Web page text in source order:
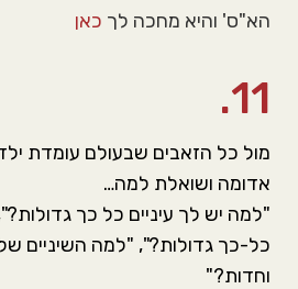
הא"ס' והיא מחכה לך כאן
11.
מול כל הזאבים שבעולם עומדת
אדומה ושואלת למה…
"למה יש לך עיניים כל כך
כל-כך גדולות?", "למה השיניים
וחדות?"